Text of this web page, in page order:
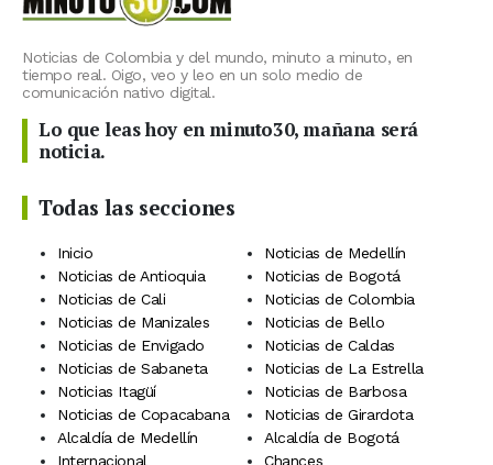
Noticias de Colombia y del mundo, minuto a minuto, en
tiempo real. Oigo, veo y leo en un solo medio de
comunicación nativo digital.
Lo que leas hoy en minuto30, mañana será
noticia.
Todas las secciones
Inicio
Noticias de Medellín
Noticias de Antioquia
Noticias de Bogotá
Noticias de Cali
Noticias de Colombia
Noticias de Manizales
Noticias de Bello
Noticias de Envigado
Noticias de Caldas
Noticias de Sabaneta
Noticias de La Estrella
Noticias Itagüí
Noticias de Barbosa
Noticias de Copacabana
Noticias de Girardota
Alcaldía de Medellín
Alcaldía de Bogotá
Internacional
Chances